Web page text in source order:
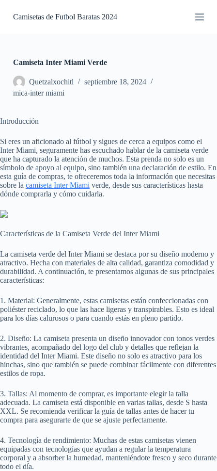
n
n
d
o
Camisetas de Futbol Baratas 2024
Camiseta Inter Miami Verde
Quetzalxochitl
septiembre 18, 2024
mica-inter miami
Introducción
Si eres un aficionado al fútbol y sigues de cerca a equipos como el
Inter Miami, seguramente has escuchado hablar de la camiseta verde
que ha capturado la atención de muchos. Esta prenda no solo es un
símbolo de apoyo al equipo, sino también una declaración de estilo. En
esta guía de compras, te ofreceremos toda la información que necesitas
sobre la camiseta Inter Miami verde, desde sus características hasta
dónde comprarla y cómo cuidarla.
Características de la Camiseta Verde del Inter Miami
La camiseta verde del Inter Miami se destaca por su diseño moderno y
atractivo. Hecha con materiales de alta calidad, garantiza comodidad y
durabilidad. A continuación, te presentamos algunas de sus principales
características:
1. Material: Generalmente, estas camisetas están confeccionadas con
poliéster reciclado, lo que las hace ligeras y transpirables. Esto es ideal
para los días calurosos o para cuando estás en pleno partido.
2. Diseño: La camiseta presenta un diseño innovador con tonos verdes
vibrantes, acompañado del logo del club y detalles que reflejan la
identidad del Inter Miami. Este diseño no solo es atractivo para los
hinchas, sino que también se puede combinar fácilmente con diferentes
estilos de ropa.
3. Tallas: Al momento de comprar, es importante elegir la talla
adecuada. La camiseta está disponible en varias tallas, desde S hasta
XXL. Se recomienda verificar la guía de tallas antes de hacer tu
compra para asegurarte de que se ajuste perfectamente.
4. Tecnología de rendimiento: Muchas de estas camisetas vienen
equipadas con tecnologías que ayudan a regular la temperatura
corporal y a absorber la humedad, manteniéndote fresco y seco durante
todo el día.